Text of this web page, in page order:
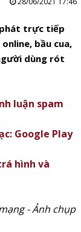
phát trực tiếp
bầu cua,
dùng rót
luận spam
Google Play
hình và
- Ảnh chụp